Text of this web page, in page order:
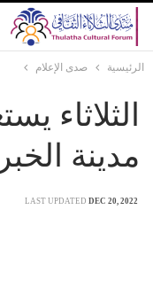
الرئيسية صدى الإعلام
الثلاثاء
مدينة
LAST UPDATED DEC 20, 2022